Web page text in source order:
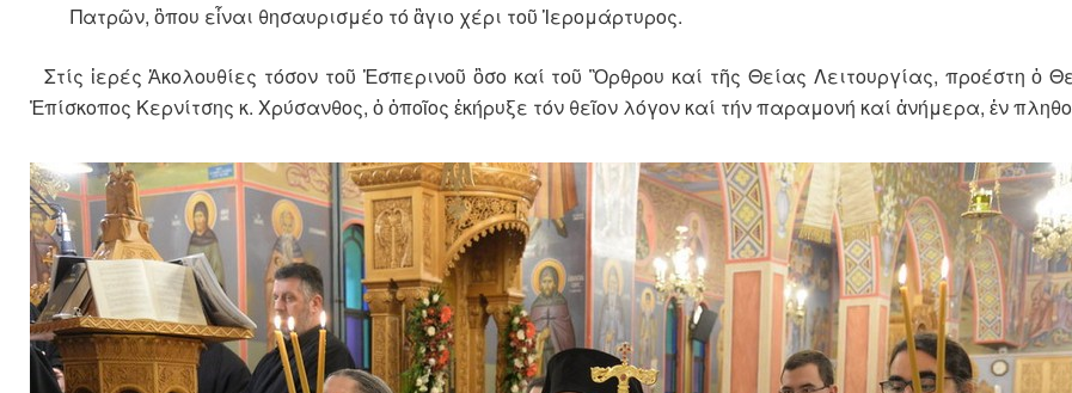
Πατρῶν, ὃπου εἶναι θησαυρισμέο τό ἃγιο χέρι τοῦ Ἱερομάρτυρος.
Στίς ἱερές Ἀκολουθίες τόσον τοῦ Ἑσπερινοῦ ὃσο καί τοῦ Ὂρθρου καί τῆς Θείας Λειτουργίας, προέστη ὁ
Ἐπίσκοπος Κερνίτσης κ. Χρύσανθος, ὁ ὁποῖος ἐκήρυξε τόν θεῖον λόγον καί τήν παραμονή καί ἀνήμερα, ἐν